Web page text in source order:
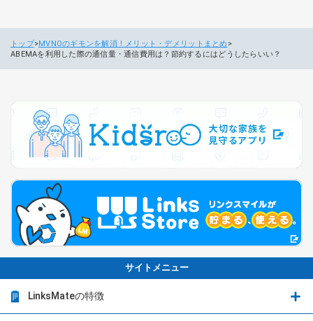
トップ
MVNOのギモンを解消！メリット・デメリットまとめ
ABEMAを利用した際の通信量・通信費用は？節約するにはどうしたらいい？
サイトメニュー
LinksMateの特徴